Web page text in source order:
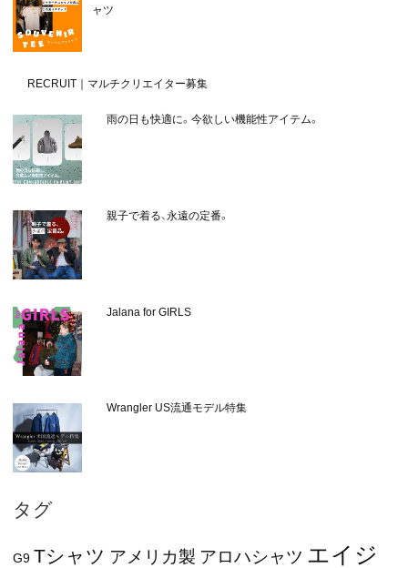
ャツ
RECRUIT｜マルチクリエイター募集
雨の日も快適に。今欲しい機能性アイテム。
親子で着る、永遠の定番。
Jalana for GIRLS
Wrangler US流通モデル特集
タグ
G9 Tシャツ アメリカ製 アロハシャツ エイジ